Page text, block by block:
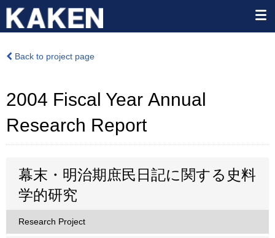
Back to project page
2004 Fiscal Year Annual
Research Report
幕末・明治期庶民日記に関する史料
学的研究
Research Project